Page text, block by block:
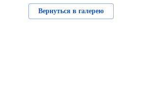
Вернуться в галерею